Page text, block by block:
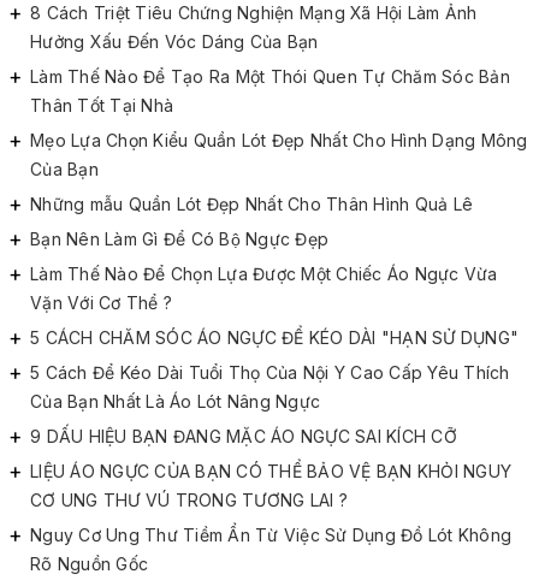
8 Cách Triệt Tiêu Chứng Nghiện Mạng Xã Hội Làm Ảnh
Hưởng Xấu Đến Vóc Dáng Của Bạn
Làm Thế Nào Để Tạo Ra Một Thói Quen Tự Chăm Sóc Bản
Thân Tốt Tại Nhà
Mẹo Lựa Chọn Kiểu Quần Lót Đẹp Nhất Cho Hình Dạng Mông
Của Bạn
Những mẫu Quần Lót Đẹp Nhất Cho Thân Hình Quả Lê
Bạn Nên Làm Gì Để Có Bộ Ngực Đẹp
Làm Thế Nào Để Chọn Lựa Được Một Chiếc Áo Ngực Vừa
Vặn Với Cơ Thể ?
5 CÁCH CHĂM SÓC ÁO NGỰC ĐỂ KÉO DÀI "HẠN SỬ DỤNG"
5 Cách Để Kéo Dài Tuổi Thọ Của Nội Y Cao Cấp Yêu Thích
Của Bạn Nhất Là Áo Lót Nâng Ngực
9 DẤU HIỆU BẠN ĐANG MẶC ÁO NGỰC SAI KÍCH CỠ
LIỆU ÁO NGỰC CỦA BẠN CÓ THỂ BẢO VỆ BẠN KHỎI NGUY
CƠ UNG THƯ VÚ TRONG TƯƠNG LAI ?
Nguy Cơ Ung Thư Tiềm Ẩn Từ Việc Sử Dụng Đồ Lót Không
Rõ Nguồn Gốc